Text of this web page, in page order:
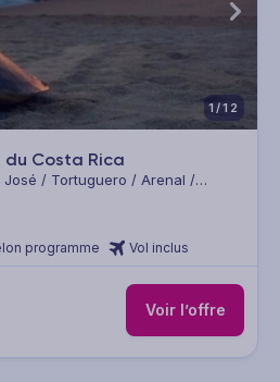
1/12
du Costa Rica
José / Tortuguero / Arenal /
programme Vol inclus
Voir l’offre